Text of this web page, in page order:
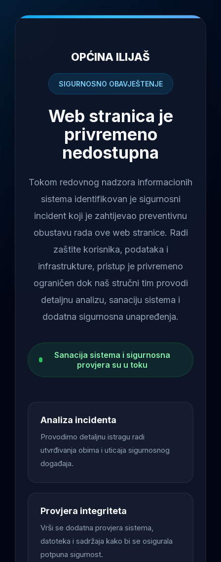
OPĆINA ILIJAŠ
SIGURNOSNO OBAVJEŠTENJE
Web stranica je
privremeno
nedostupna
Tokom redovnog nadzora informacionih
sistema identifikovan je sigurnosni
incident koji je zahtijevao preventivnu
obustavu rada ove web stranice. Radi
zaštite korisnika, podataka i
infrastrukture, pristup je privremeno
ograničen dok naš stručni tim provodi
detaljnu analizu, sanaciju sistema i
dodatna sigurnosna unapređenja.
Sanacija sistema i sigurnosna
provjera su u toku
Analiza incidenta
Provodimo detaljnu istragu radi
utvrđivanja obima i uticaja sigurnosnog
događaja.
Provjera integriteta
Vrši se dodatna provjera sistema,
datoteka i sadržaja kako bi se osigurala
potpuna sigurnost.